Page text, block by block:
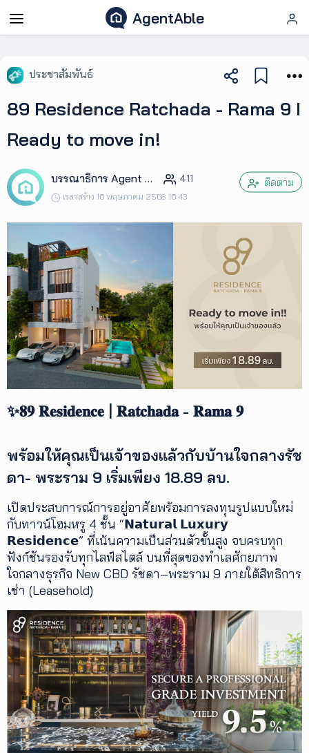
AgentAble
AgentAble
เอเจ
AgentClub
UpSkill
Podcast
เพิ่ม
เติม
ติดต่อ
เงื่อนไข
ให้
บริการ
โหลด
ประชาสัมพันธ์
89 Residence Ratchada - Rama 9 I
Ready to move in!
บรรณาธิการ Agent Club 411
เวลาสร้าง 16 พฤษภาคม 2568 16:43
ติดตาม
✨𝟖𝟗 𝐑𝐞𝐬𝐢𝐝𝐞𝐧𝐜𝐞 | 𝐑𝐚𝐭𝐜𝐡𝐚𝐝𝐚 - 𝐑𝐚𝐦𝐚 𝟗
พร้อมให้คุณเป็นเจ้าของแล้วกับบ้านใจกลางรัช
ดา- พระราม 9 เริ่มเพียง 18.89 ลบ.
เปิดประสบการณ์การอยู่อาศัยพร้อมการลงทุนรูปแบบใหม่
กับทาวน์โฮมหรู 4 ชั้น “𝗡𝗮𝘁𝘂𝗿𝗮𝗹 𝗟𝘂𝘅𝘂𝗿𝘆
𝗥𝗲𝘀𝗶𝗱𝗲𝗻𝗰𝗲” ที่เน้นความเป็นส่วนตัวขั้นสูง จบครบทุก
ฟังก์ชันรองรับทุกไลฟ์สไตล์ บนที่สุดของทำเลศักยภาพ
ใจกลางธุรกิจ New CBD รัชดา–พระราม 9 ภายใต้สิทธิการ
เช่า (Leasehold)